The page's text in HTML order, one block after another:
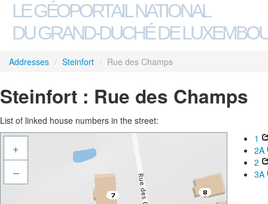
LE GÉOPORTAIL NATIONAL
DU GRAND-DUCHÉ DE
Addresses / Steinfort / Rue des Champs
Steinfort : Rue des Champs
List of linked house numbers in the street:
+
–
1
2A
2
3A